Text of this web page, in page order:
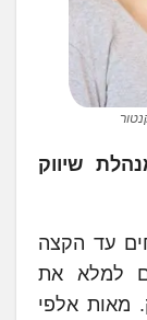
שיווק
עד הקצה
למלא את
מאות אלפי